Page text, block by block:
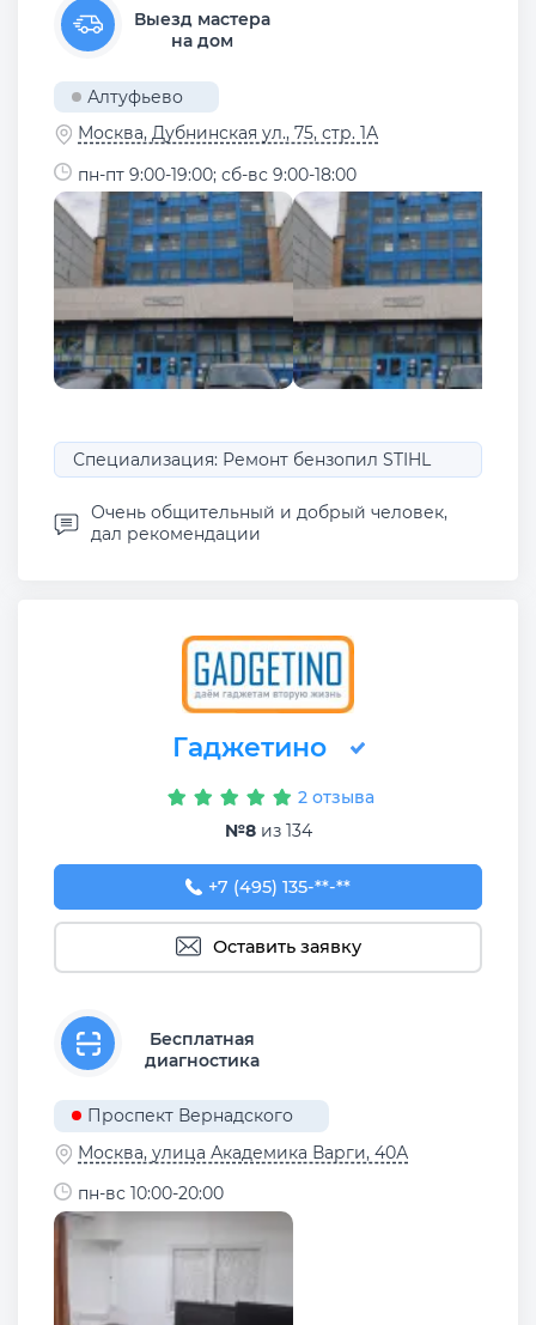
Выезд мастера
на дом
Алтуфьево
Москва, Дубнинская ул., 75, стр. 1А
пн-пт 9:00-19:00; сб-вс 9:00-18:00
Специализация: Ремонт бензопил STIHL
Очень общительный и добрый человек,
дал рекомендации
Гаджетино
2 отзыва
№8из 134
+7 (495) 135-21-03
+7 (495) 135-**-**
Оставить заявку
Бесплатная
диагностика
Проспект Вернадского
Москва, улица Академика Варги, 40А
пн-вс 10:00-20:00